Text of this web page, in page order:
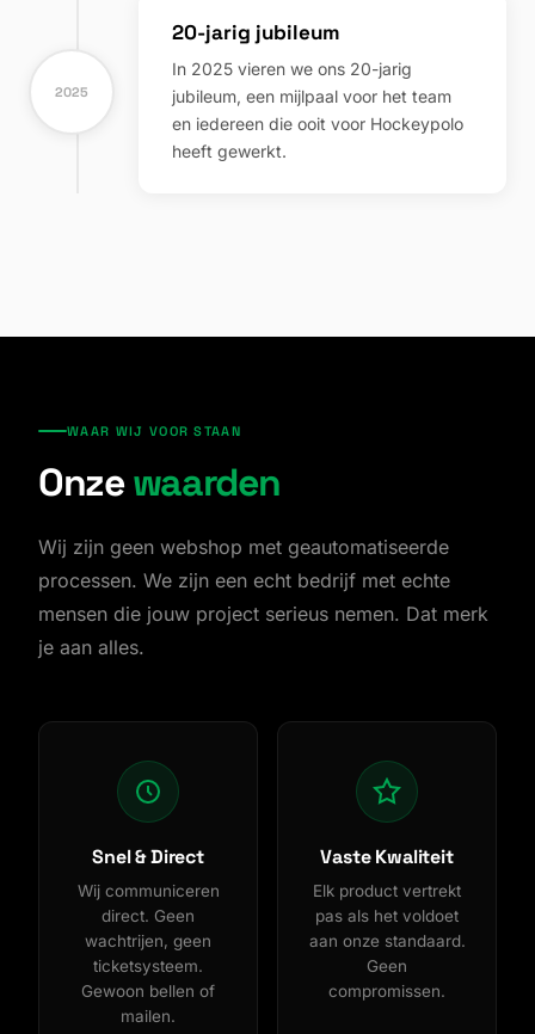
2025
20-jarig jubileum
In 2025 vieren we ons 20-jarig
jubileum, een mijlpaal voor het team
en iedereen die ooit voor Hockeypolo
heeft gewerkt.
WAAR WIJ VOOR STAAN
Onzewaarden
Wij zijn geen webshop met geautomatiseerde
processen. We zijn een echt bedrijf met echte
mensen die jouw project serieus nemen. Dat merk
je aan alles.
Snel & Direct
Wij communiceren
direct. Geen
wachtrijen, geen
ticketsysteem.
Gewoon bellen of
mailen.
Vaste Kwaliteit
Elk product vertrekt
pas als het voldoet
aan onze standaard.
Geen
compromissen.